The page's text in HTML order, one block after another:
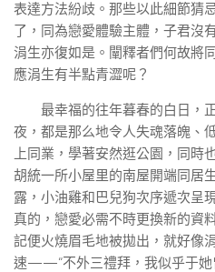
表達方法紛歧。那些以此細節猜
了，同為戀愛體驗主體，子君沒
涓生亦復如是。闡釋者們何故將
應涓生有半點青澀呢？
最幸福的往年暮春的白日，
夜，都是那么地令人失魂落魄、
上同業，學著安然逛公園，同時
胡統一所小屋里的南屋開端同居
露，小油雞和巴兒狗次序遞次
真的，戀愛必需不時更換新的資
記便火燒眉毛地被拋出，就好像
速——“不外三禮拜，我似乎于她